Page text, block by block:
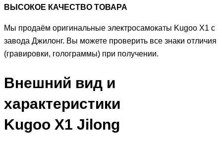
ВЫСОКОЕ КАЧЕСТВО ТОВАРА
Мы продаём оригинальные электросамокаты Kugoo X1 с
завода Джилонг. Вы можете проверить все знаки отличия
(гравировки, голограммы) при получении.
Внешний вид и
характеристики
Kugoo X1 Jilong